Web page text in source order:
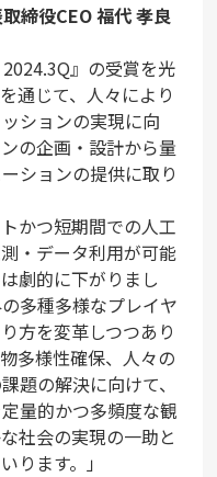
締役CEO 福代 孝良
』の受賞を光
通じて、人々により
ションの実現に向
の企画・設計から量
ションの提供に取り
かつ短期間での人工
・データ利用が可能
劇的に下がりまし
多種多様なプレイヤ
方を変革しつつあり
多様性確保、人々の
題の解決に向けて、
量的かつ多頻度な観
社会の実現の一助と
ります。」